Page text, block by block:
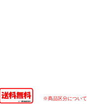
※商品区分について